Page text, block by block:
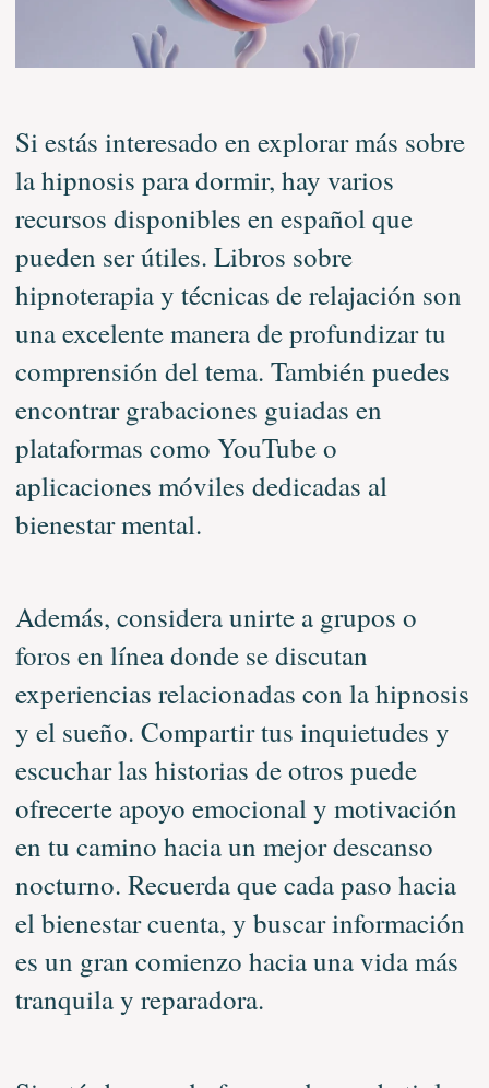
Si estás interesado en explorar más sobre
la hipnosis para dormir, hay varios
recursos disponibles en español que
pueden ser útiles. Libros sobre
hipnoterapia y técnicas de relajación son
una excelente manera de profundizar tu
comprensión del tema. También puedes
encontrar grabaciones guiadas en
plataformas como YouTube o
aplicaciones móviles dedicadas al
bienestar mental.
Además, considera unirte a grupos o
foros en línea donde se discutan
experiencias relacionadas con la hipnosis
y el sueño. Compartir tus inquietudes y
escuchar las historias de otros puede
ofrecerte apoyo emocional y motivación
en tu camino hacia un mejor descanso
nocturno. Recuerda que cada paso hacia
el bienestar cuenta, y buscar información
es un gran comienzo hacia una vida más
tranquila y reparadora.